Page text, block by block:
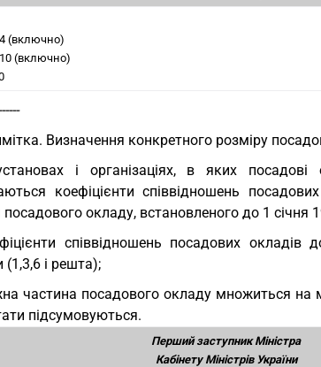
(включно)
(включно)
Визначення конкретного розміру
і організаціях, в яких
коефіцієнти співвідношень
посадового окладу, встановленого до 1 січня
співвідношень посадових окладів
(1,3,6 і решта);
частина посадового окладу множиться на
підсумовуються.
Перший заступник Міністра
Кабінету Міністрів України